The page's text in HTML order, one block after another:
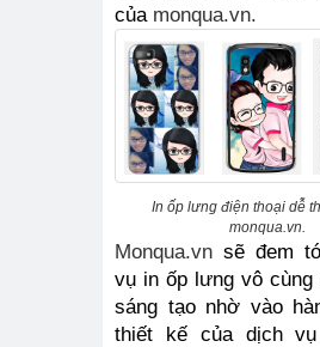
của monqua.vn.
In ốp lưng điện thoại dễ
monqua.vn.
Monqua.vn sẽ đem
vụ in ốp lưng vô cùng
sáng tạo nhờ vào
thiết kế của dịch